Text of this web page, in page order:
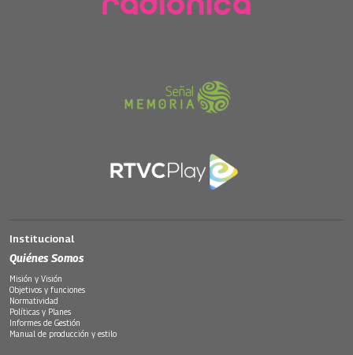
Institucional
Quiénes Somos
Misión y Visión
Objetivos y funciones
Normatividad
Políticas y Planes
Informes de Gestión
Manual de producción y estilo